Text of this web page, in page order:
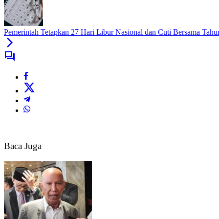
Pemerintah Tetapkan 27 Hari Libur Nasional dan Cuti Bersama
Baca Juga